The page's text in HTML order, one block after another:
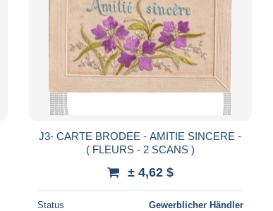
J3- CARTE BRODEE - AMITIE SINCERE -
( FLEURS - 2 SCANS )
± 4,62 $
Status Gewerblicher Händler